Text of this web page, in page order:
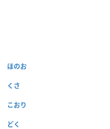
ほのお
くさ
こおり
どく